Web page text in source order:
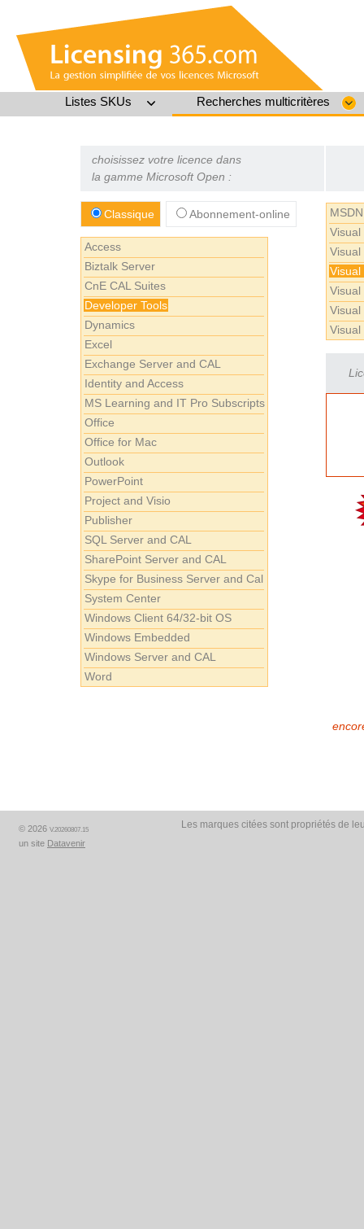
Listes SKUs Recherches multicritères
choisissez votre licence dans
la gamme Microsoft Open :
Classique Abonnement-online
Access
Biztalk Server
CnE CAL Suites
Developer Tools
Dynamics
Excel
Exchange Server and CAL
Identity and Access
MS Learning and IT Pro Subscripts
Office
Office for Mac
Outlook
PowerPoint
Project and Visio
Publisher
SQL Server and CAL
SharePoint Server and CAL
Skype for Business Server and Cal
System Center
Windows Client 64/32-bit OS
Windows Embedded
Windows Server and CAL
Word
Visual
Visual
Visual
Visual
Visual
Visual
© 2026 V.20260807.15
un site Datavenir
Les marques citées sont propriétés de